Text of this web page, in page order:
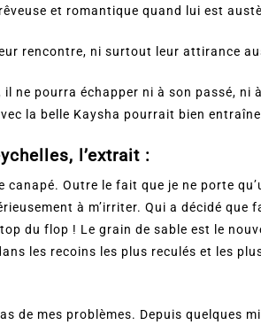
et romantique quand lui est
rencontre, ni surtout leur attirance
il ne pourra échapper ni à son passé, ni
la belle Kaysha pourrait bien
l’extrait :
canapé. Outre le fait que je ne porte
à m’irriter. Qui a décidé que
du flop ! Le grain de sable est le
les recoins les plus reculés et les
de mes problèmes. Depuis quelques